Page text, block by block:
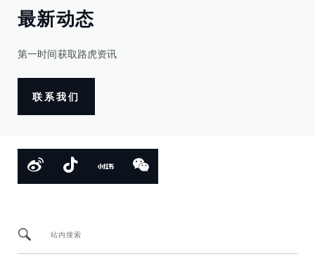
最新动态
第一时间获取路虎资讯
联系我们
站内搜索